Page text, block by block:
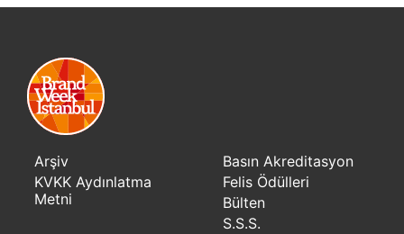
Arşiv
KVKK Aydınlatma
Metni
Basın Akreditasyon
Felis Ödülleri
Bülten
S.S.S.